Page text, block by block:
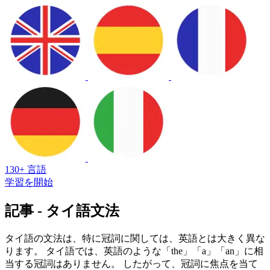
130+ 言語
学習を開始
記事 - タイ語文法
タイ語の文法は、特に冠詞に関しては、英語とは大きく異な
ります。 タイ語では、英語のような「the」「a」「an」に相
当する冠詞はありません。 したがって、冠詞に焦点を当て